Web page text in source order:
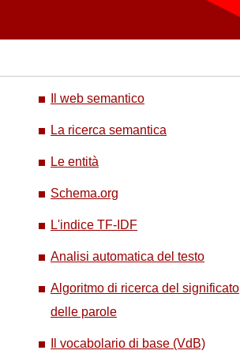
Il web semantico
La ricerca semantica
Le entità
Schema.org
L'indice TF-IDF
Analisi automatica del testo
Algoritmo di ricerca del significato
delle parole
Il vocabolario di base (VdB)